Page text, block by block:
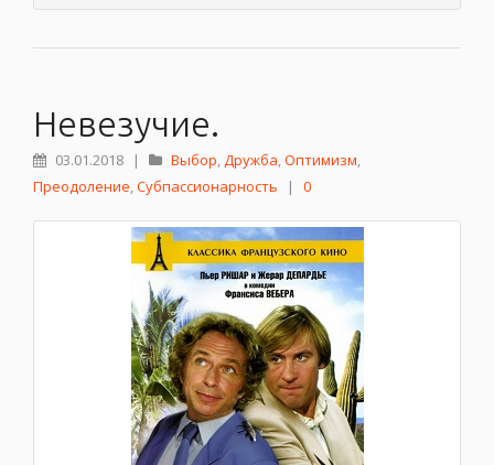
Невезучие.
03.01.2018 | Выбор,Дружба,Оптимизм,
Преодоление,Субпассионарность | 0